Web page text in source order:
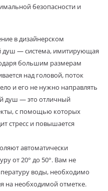
безопасности и
в дизайнерском
душ — система, имитирующая
большим размерам
над головой, поток
и его не нужно направлять
душ — это отличный
с помощью которых
стресс и повышается
автоматически
от 20° до 50°. Вам не
воды, необходимо
на необходимой отметке.